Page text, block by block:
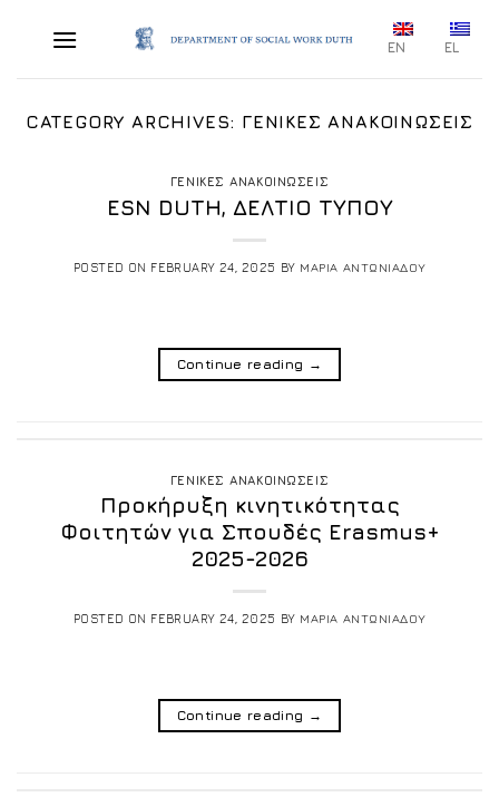
EN EL
CATEGORY ARCHIVES: ΓΕΝΙΚΕΣ ΑΝΑΚΟΙΝΩΣΕΙΣ
ΓΕΝΙΚΕΣ ΑΝΑΚΟΙΝΩΣΕΙΣ
ESN DUTH, ΔΕΛΤΙΟ ΤΥΠΟΥ
POSTED ON FEBRUARY 24, 2025 BY ΜΑΡΙΑ ΑΝΤΩΝΙΑΔΟΥ
Continue reading →
ΓΕΝΙΚΕΣ ΑΝΑΚΟΙΝΩΣΕΙΣ
Προκήρυξη κινητικότητας
Φοιτητών για Σπουδές Erasmus+
2025-2026
POSTED ON FEBRUARY 24, 2025 BY ΜΑΡΙΑ ΑΝΤΩΝΙΑΔΟΥ
Continue reading →